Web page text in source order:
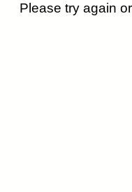
Please try again